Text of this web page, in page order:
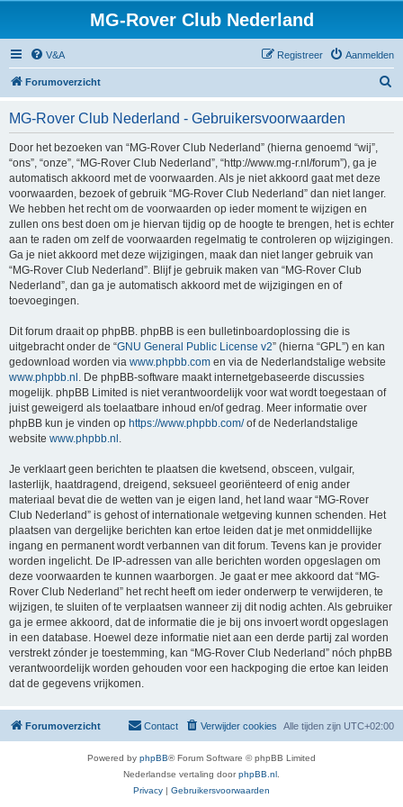
MG-Rover Club Nederland
V&A Aanmelden
Registreer
Forumoverzicht
MG-Rover Club Nederland - Gebruikersvoorwaarden
Door het bezoeken van “MG-Rover Club Nederland” (hierna genoemd “wij”,
“ons”, “onze”, “MG-Rover Club Nederland”, “http://www.mg-r.nl/forum”), ga je
automatisch akkoord met de voorwaarden. Als je niet akkoord gaat met deze
voorwaarden, bezoek of gebruik “MG-Rover Club Nederland” dan niet langer.
We hebben het recht om de voorwaarden op ieder moment te wijzigen en
zullen ons best doen om je hiervan tijdig op de hoogte te brengen, het is echter
aan te raden om zelf de voorwaarden regelmatig te controleren op wijzigingen.
Ga je niet akkoord met deze wijzigingen, maak dan niet langer gebruik van
“MG-Rover Club Nederland”. Blijf je gebruik maken van “MG-Rover Club
Nederland”, dan ga je automatisch akkoord met de wijzigingen en of
toevoegingen.
Dit forum draait op phpBB. phpBB is een bulletinboardoplossing die is
uitgebracht onder de “GNU General Public License v2” (hierna “GPL”) en kan
gedownload worden via www.phpbb.com en via de Nederlandstalige website
www.phpbb.nl . De phpBB-software maakt internetgebaseerde discussies
mogelijk. phpBB Limited is niet verantwoordelijk voor wat wordt toegestaan of
juist geweigerd als toelaatbare inhoud en/of gedrag. Meer informatie over
phpBB kun je vinden op https://www.phpbb.com/of de Nederlandstalige
website www.phpbb.nl .
Je verklaart geen berichten te plaatsen die kwetsend, obsceen, vulgair,
lasterlijk, haatdragend, dreigend, seksueel georiënteerd of enig ander
materiaal bevat die de wetten van je eigen land, het land waar “MG-Rover
Club Nederland” is gehost of internationale wetgeving kunnen schenden. Het
plaatsen van dergelijke berichten kan ertoe leiden dat je met onmiddellijke
ingang en permanent wordt verbannen van dit forum. Tevens kan je provider
worden ingelicht. De IP-adressen van alle berichten worden opgeslagen om
deze voorwaarden te kunnen waarborgen. Je gaat er mee akkoord dat “MG-
Rover Club Nederland” het recht heeft om ieder onderwerp te verwijderen, te
wijzigen, te sluiten of te verplaatsen wanneer zij dit nodig achten. Als gebruiker
ga je ermee akkoord, dat de informatie die je bij ons invoert wordt opgeslagen
in een database. Hoewel deze informatie niet aan een derde partij zal worden
verstrekt zónder je toestemming, kan “MG-Rover Club Nederland” nóch phpBB
verantwoordelijk worden gehouden voor een hackpoging die ertoe kan leiden
dat de gegevens vrijkomen.
Forumoverzicht Alle tijden zijn UTC+02:00
Verwijder cookies
Contact
Powered by phpBB® Forum Software © phpBB Limited
Nederlandse vertaling doorphpBB.nl
Privacy | Gebruikersvoorwaarden